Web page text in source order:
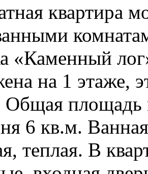
квартира
«Каменный
на 1 этаже,
Общая площадь
6 кв.м.
теплая. В